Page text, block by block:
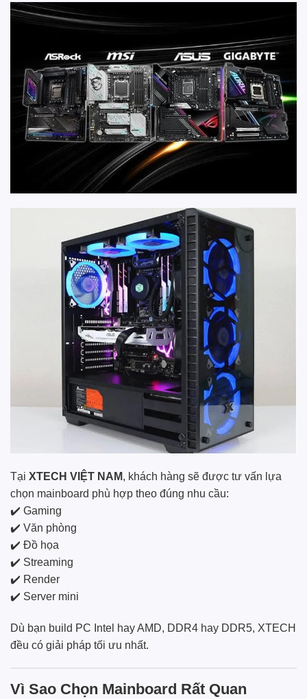
Tại XTECH VIỆT NAM, khách hàng sẽ được tư vấn lựa
chọn mainboard phù hợp theo đúng nhu cầu:
✔️ Gaming
✔️ Văn phòng
✔️ Đồ họa
✔️ Streaming
✔️ Render
✔️ Server mini
Dù bạn build PC Intel hay AMD, DDR4 hay DDR5, XTECH
đều có giải pháp tối ưu nhất.
Vì Sao Chọn Mainboard Rất Quan